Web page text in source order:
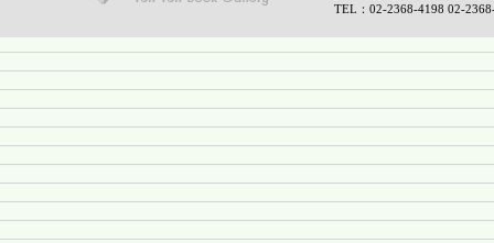
TEL：02-2368-4198 02-